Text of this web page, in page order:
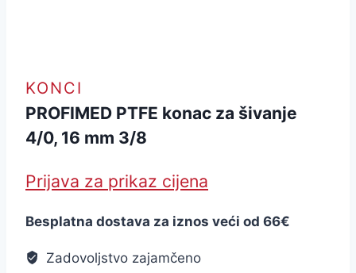
KONCI
PROFIMED PTFE konac za šivanje
4/0, 16 mm 3/8
Prijava za prikaz cijena
Besplatna dostava za iznos veći od 66€
Zadovoljstvo zajamčeno